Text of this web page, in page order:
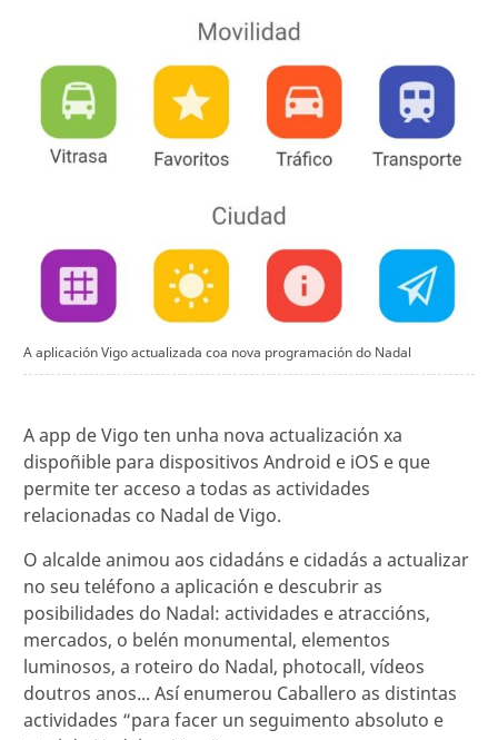
A aplicación Vigo actualizada coa nova programación do Nadal
A app de Vigo ten unha nova actualización xa
dispoñible para dispositivos Android e iOS e que
permite ter acceso a todas as actividades
relacionadas co Nadal de Vigo.
O alcalde animou aos cidadáns e cidadás a actualizar
no seu teléfono a aplicación e descubrir as
posibilidades do Nadal: actividades e atraccións,
mercados, o belén monumental, elementos
luminosos, a roteiro do Nadal, photocall, vídeos
doutros anos... Así enumerou Caballero as distintas
actividades “para facer un seguimento absoluto e